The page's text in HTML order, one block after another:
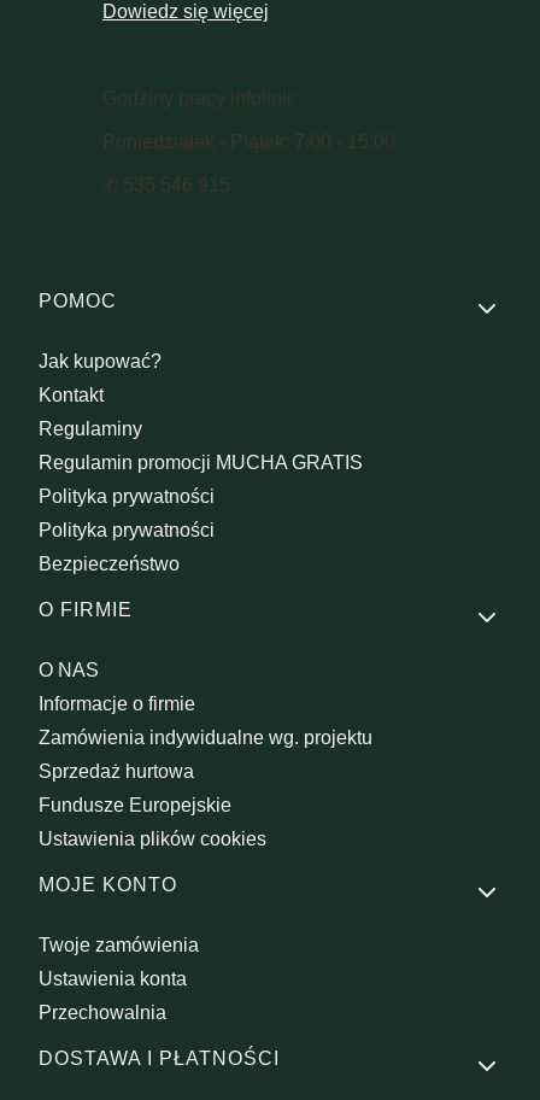
Dowiedz się więcej
Godziny pracy infolinii:
Poniedziałek - Piątek: 7:00 - 15:00
✆ 535 546 915
Linki w stopce
POMOC
Jak kupować?
Kontakt
Regulaminy
Regulamin promocji MUCHA GRATIS
Polityka prywatności
Polityka prywatności
Bezpieczeństwo
O FIRMIE
O NAS
Informacje o firmie
Zamówienia indywidualne wg. projektu
Sprzedaż hurtowa
Fundusze Europejskie
Ustawienia plików cookies
MOJE KONTO
Twoje zamówienia
Ustawienia konta
Przechowalnia
DOSTAWA I PŁATNOŚCI